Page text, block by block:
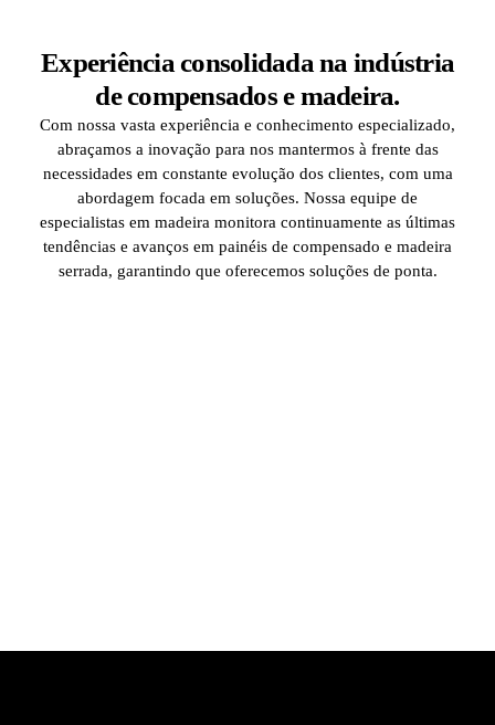
Experiência consolidada na indústria
de compensados e madeira.
Com nossa vasta experiência e conhecimento especializado,
abraçamos a inovação para nos mantermos à frente das
necessidades em constante evolução dos clientes, com uma
abordagem focada em soluções. Nossa equipe de
especialistas em madeira monitora continuamente as últimas
tendências e avanços em painéis de compensado e madeira
serrada, garantindo que oferecemos soluções de ponta.